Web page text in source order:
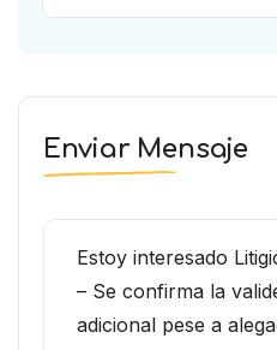
Enviar Mensaje